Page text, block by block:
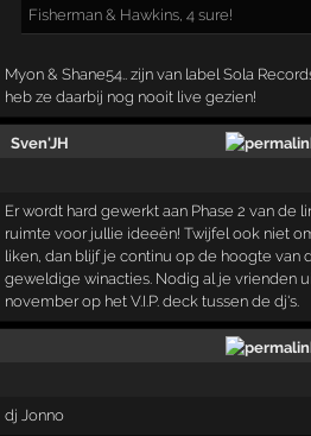
Fisherman & Hawkins, 4 sure!
Myon & Shane54.. zijn van label Sola
heb ze daarbij nog nooit live gezien!
Sven'JH
Er wordt hard gewerkt aan Phase 2 van de
ruimte voor jullie ideeën! Twijfel ook niet
liken, dan blijf je continu op de hoogte van
geweldige winacties. Nodig al je vrienden
november op het V.I.P. deck tussen de dj's.
dj Jonno